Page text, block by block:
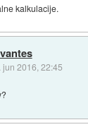
kalkulacije.
jun 2016, 22:45